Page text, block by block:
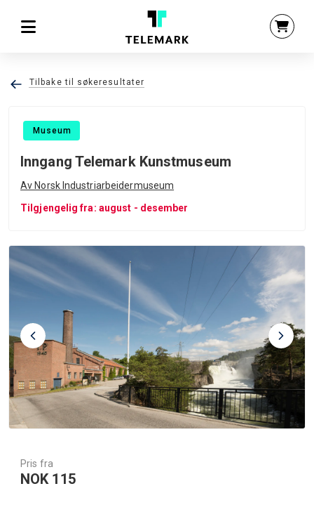
Tilbake til søkeresultater
Museum
Inngang Telemark Kunstmuseum
Av Norsk Industriarbeidermuseum
Tilgjengelig fra: august - desember
Pris fra
NOK 115